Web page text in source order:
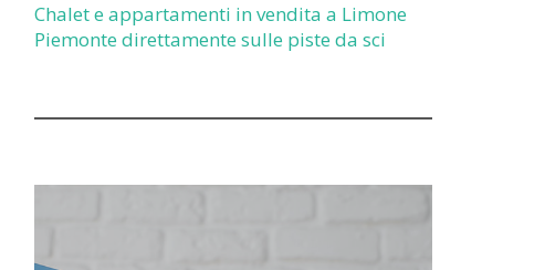
Chalet e appartamenti in vendita a Limone
Piemonte direttamente sulle piste da sci